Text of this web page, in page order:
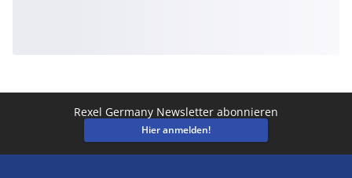
Rexel Germany Newsletter abonnieren
Hier anmelden!